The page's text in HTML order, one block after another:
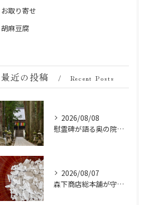
お取り寄せ
胡麻豆腐
最近の投稿 Recent Posts
2026/08/08
慰霊碑が語る奥の院の過去：祈りと歴史の中間地点
2026/08/07
森下商店総本舗が守り続ける伝統の胡麻豆腐に使う吉野葛の純度と効能